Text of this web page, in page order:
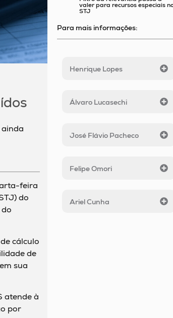
feira
do
cálculo
de
sua
atende à
por
valer para recursos especiais
STJ
Para mais informações:
Henrique Lopes
Álvaro Lucasechi
José Flávio Pacheco
Felipe Omori
Ariel Cunha